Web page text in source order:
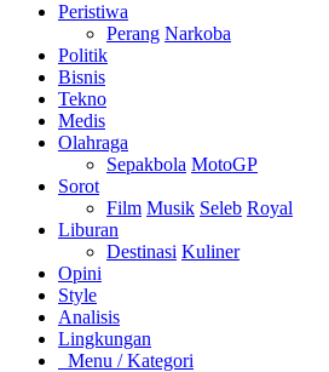
Peristiwa
Perang Narkoba
Politik
Bisnis
Tekno
Medis
Olahraga
Sepakbola MotoGP
Sorot
Film Musik Seleb Royal
Liburan
Destinasi Kuliner
Opini
Style
Analisis
Lingkungan
Menu / Kategori